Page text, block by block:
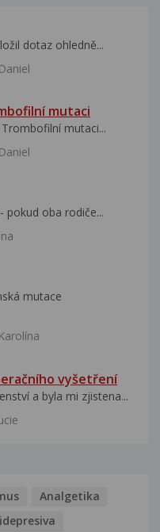
dotaz ohledně...
Daniel
mutaci
mutaci...
Daniel
pokud oba rodiče...
mutace
Karolína
vyšetření
a byla mi zjistena...
Analgetika